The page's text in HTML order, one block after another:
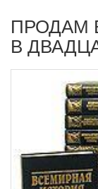
ПРОДАМ
В